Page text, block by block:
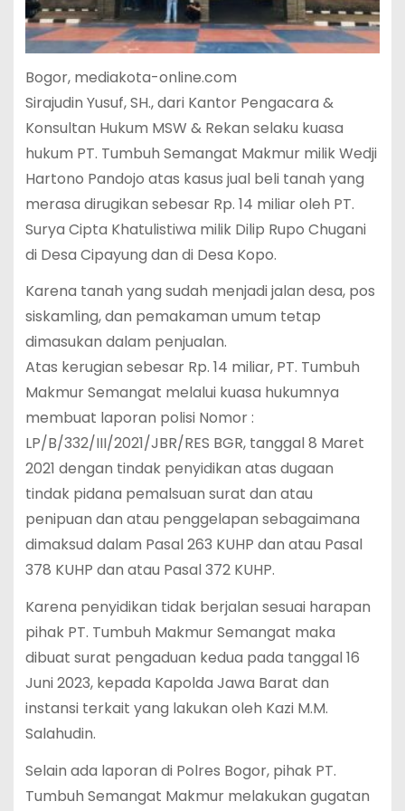
Bogor, mediakota-online.com
Sirajudin Yusuf, SH., dari Kantor Pengacara &
Konsultan Hukum MSW & Rekan selaku kuasa
hukum PT. Tumbuh Semangat Makmur milik Wedji
Hartono Pandojo atas kasus jual beli tanah yang
merasa dirugikan sebesar Rp. 14 miliar oleh PT.
Surya Cipta Khatulistiwa milik Dilip Rupo Chugani
di Desa Cipayung dan di Desa Kopo.
Karena tanah yang sudah menjadi jalan desa, pos
siskamling, dan pemakaman umum tetap
dimasukan dalam penjualan.
Atas kerugian sebesar Rp. 14 miliar, PT. Tumbuh
Makmur Semangat melalui kuasa hukumnya
membuat laporan polisi Nomor :
LP/B/332/III/2021/JBR/RES BGR, tanggal 8 Maret
2021 dengan tindak penyidikan atas dugaan
tindak pidana pemalsuan surat dan atau
penipuan dan atau penggelapan sebagaimana
dimaksud dalam Pasal 263 KUHP dan atau Pasal
378 KUHP dan atau Pasal 372 KUHP.
Karena penyidikan tidak berjalan sesuai harapan
pihak PT. Tumbuh Makmur Semangat maka
dibuat surat pengaduan kedua pada tanggal 16
Juni 2023, kepada Kapolda Jawa Barat dan
instansi terkait yang lakukan oleh Kazi M.M.
Salahudin.
Selain ada laporan di Polres Bogor, pihak PT.
Tumbuh Semangat Makmur melakukan gugatan